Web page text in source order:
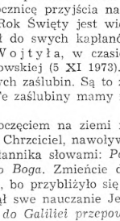
przyjścia na
Święty jest
do swych
w
(5 XI 1973).
zaślubin. Są to
zaślubiny mamy
na ziemi
Chrzciciel,
słowami:
Boga. Zmieńcie
bo przybliżyło się
swe nauczanie
do Galiliei